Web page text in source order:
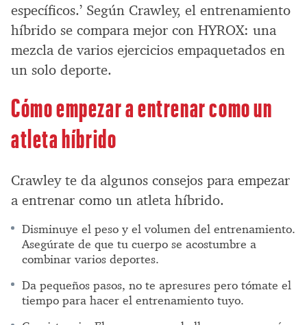
específicos.’ Según Crawley, el entrenamiento
híbrido se compara mejor con HYROX: una
mezcla de varios ejercicios empaquetados en
un solo deporte.
Cómo empezar a entrenar como un
atleta híbrido
Crawley te da algunos consejos para empezar
a entrenar como un atleta híbrido.
Disminuye el peso y el volumen del entrenamiento.
Asegúrate de que tu cuerpo se acostumbre a
combinar varios deportes.
Da pequeños pasos, no te apresures pero tómate el
tiempo para hacer el entrenamiento tuyo.